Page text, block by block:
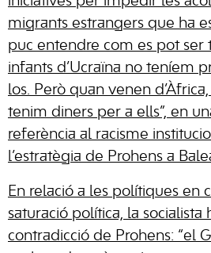
migrants estrangers que ha
puc entendre com es pot ser
infants d’Ucraïna no teníem
los. Però quan venen
tenim diners per a ells”, en
referència al racisme
l’estratègia de Prohens a
En relació a les polítiques en
saturació política, la socialista
contradicció de Prohens: “el